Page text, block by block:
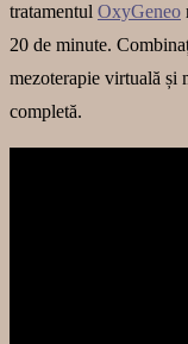
tratamentul OxyGeneo
20 de minute.
mezoterapie virtuală și
completă.